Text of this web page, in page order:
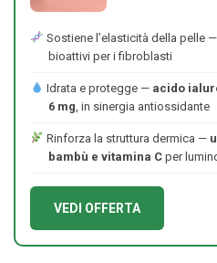
Sostiene l’elasticità della pelle —
bioattivi per i fibroblasti
Idrata e protegge — acido
6 mg, in sinergia antiossidante
Rinforza la struttura dermica —
bambù e vitamina Cper
VEDI OFFERTA